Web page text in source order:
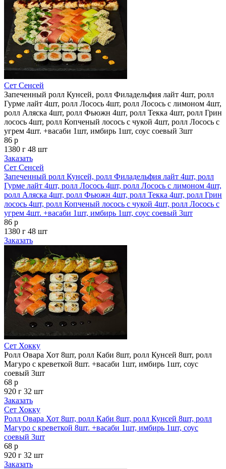
Сет Сенсей
Запеченный ролл Кунсей, ролл Филадельфия лайт 4шт, ролл
Гурме лайт 4шт, ролл Лосось 4шт, ролл Лосось с лимоном 4шт,
ролл Аляска 4шт, ролл Фьюжн 4шт, ролл Текка 4шт, ролл Грин
лосось 4шт, ролл Копченый лосось с чукой 4шт, ролл Лосось с
угрем 4шт. +васаби 1шт, имбирь 1шт, соус соевый 3шт
86 р
1380 г 48 шт
Заказать
Сет Сенсей
Запеченный ролл Кунсей, ролл Филадельфия лайт 4шт, ролл
Гурме лайт 4шт, ролл Лосось 4шт, ролл Лосось с лимоном 4шт,
ролл Аляска 4шт, ролл Фьюжн 4шт, ролл Текка 4шт, ролл Грин
лосось 4шт, ролл Копченый лосось с чукой 4шт, ролл Лосось с
угрем 4шт. +васаби 1шт, имбирь 1шт, соус соевый 3шт
86 р
1380 г 48 шт
Заказать
Сет Хокку
Ролл Овара Хот 8шт, ролл Каби 8шт, ролл Кунсей 8шт, ролл
Магуро с креветкой 8шт. +васаби 1шт, имбирь 1шт, соус
соевый 3шт
68 р
920 г 32 шт
Заказать
Сет Хокку
Ролл Овара Хот 8шт, ролл Каби 8шт, ролл Кунсей 8шт, ролл
Магуро с креветкой 8шт. +васаби 1шт, имбирь 1шт, соус
соевый 3шт
68 р
920 г 32 шт
Заказать